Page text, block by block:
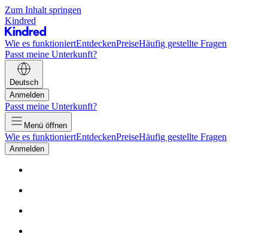
Zum Inhalt springen
Kindred
Wie es funktioniertEntdeckenPreiseHäufig gestellte Fragen
Passt meine Unterkunft?
Deutsch
Anmelden
Passt meine Unterkunft?
Menü öffnen
Wie es funktioniertEntdeckenPreiseHäufig gestellte Fragen
Anmelden